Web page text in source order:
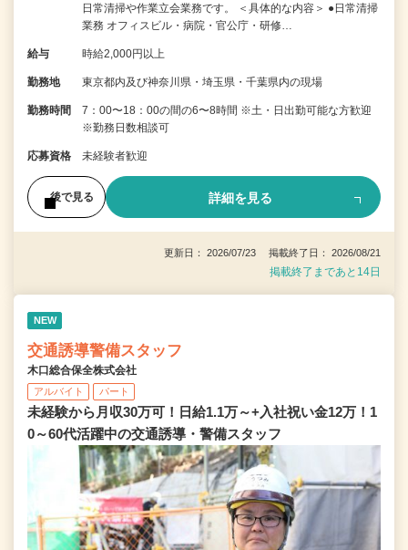
日常清掃や作業立会業務です。 ＜具体的な内容＞ ●日常清掃
業務 オフィスビル・病院・官公庁・研修…
給与 時給2,000円以上
勤務地 東京都内及び神奈川県・埼玉県・千葉県内の現場
勤務時間
7：00〜18：00の間の6〜8時間 ※土・日出勤可能な方歓迎
※勤務日数相談可
応募資格 未経験者歓迎
後で見る 詳細を見る
更新日： 2026/07/23 掲載終了日： 2026/08/21
掲載終了まであと14日
NEW
交通誘導警備スタッフ
木口総合保全株式会社
アルバイト パート
未経験から月収30万可！日給1.1万～+入社祝い金12万！1
0～60代活躍中の交通誘導・警備スタッフ